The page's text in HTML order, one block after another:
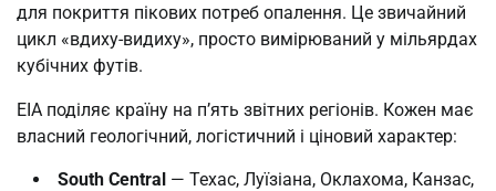
для покриття пікових потреб опалення. Це звичайний
цикл «вдиху-видиху», просто вимірюваний у мільярдах
кубічних футів.
EIA поділяє країну на п’ять звітних регіонів. Кожен має
власний геологічний, логістичний і ціновий характер:
South Central — Техас, Луїзіана, Оклахома, Канзас,